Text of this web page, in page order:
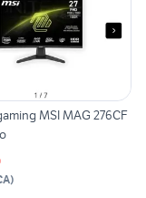
MSI MAG 276CF
)